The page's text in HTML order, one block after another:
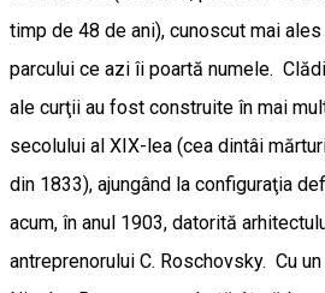
timp de 48 de ani), cunoscut mai
parcului ce azi îi poartă numele.
ale curţii au fost construite în mai
secolului al XIX-lea (cea dintâi
din 1833), ajungând la configuraţia
acum, în anul 1903, datorită
antreprenorului C. Roschovsky. Cu